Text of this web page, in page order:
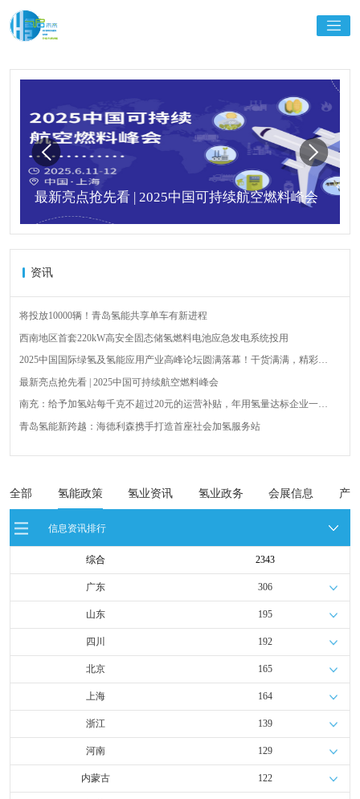
最新亮点抢先看 | 2025中国可持续航空燃料峰会
资讯
将投放10000辆！青岛氢能共享单车有新进程
西南地区首套220kW高安全固态储氢燃料电池应急发电系统投用
2025中国国际绿氢及氢能应用产业高峰论坛圆满落幕！干货满满，精彩瞬
最新亮点抢先看 | 2025中国可持续航空燃料峰会
南充：给予加氢站每千克不超过20元的运营补贴，年用氢量达标企业一次
青岛氢能新跨越：海德利森携手打造首座社会加氢服务站
荷兰氢能产业联盟到访天德工业装备，与市区相关领导就威海文登区氢能
产业发展举办交流会
全部 氢能政策 氢业资讯 氢业政务 会展信息 产
信息资讯排行
综合 2343
广东 306
山东 195
四川 192
北京 165
上海 164
浙江 139
河南 129
内蒙古 122